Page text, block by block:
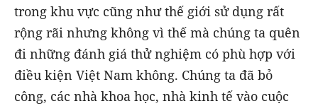
trong khu vực cũng như thế giới sử dụng rất
rộng rãi nhưng không vì thế mà chúng ta quên
đi những đánh giá thử nghiệm có phù hợp với
điều kiện Việt Nam không. Chúng ta đã bỏ
công, các nhà khoa học, nhà kinh tế vào cuộc